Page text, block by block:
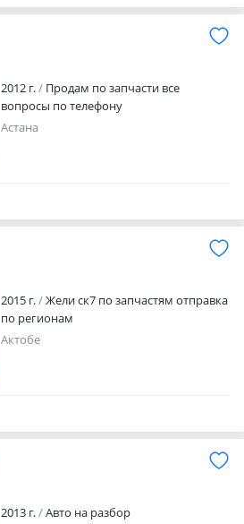
2012 г.
Продам по запчасти все
вопросы по телефону
Астана
2015 г.
Жели ск7 по запчастям отправка
по регионам
Актобе
2013 г.
Авто на разбор